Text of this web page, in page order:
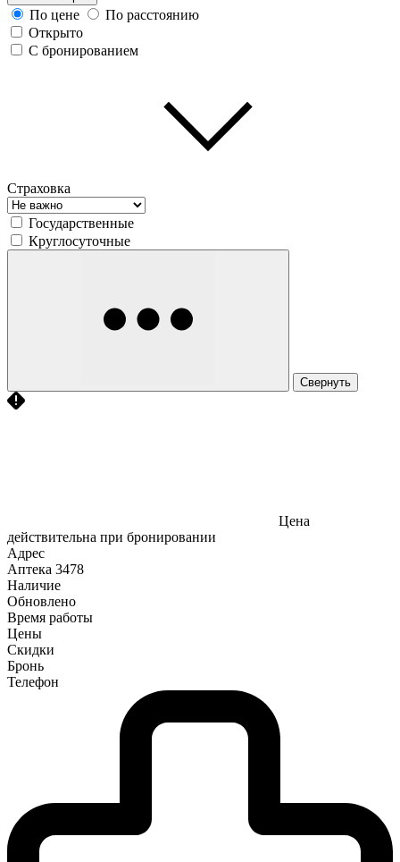
По цене
По расстоянию
Открыто
С бронированием
Страховка
Государственные
Круглосуточные
Свернуть
Цена
действительна при бронировании
Адрес
Аптека 3478
Наличие
Обновлено
Время работы
Цены
Скидки
Бронь
Телефон